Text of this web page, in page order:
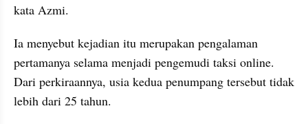
kata Azmi.
Ia menyebut kejadian itu merupakan pengalaman
pertamanya selama menjadi pengemudi taksi online.
Dari perkiraannya, usia kedua penumpang tersebut tidak
lebih dari 25 tahun.